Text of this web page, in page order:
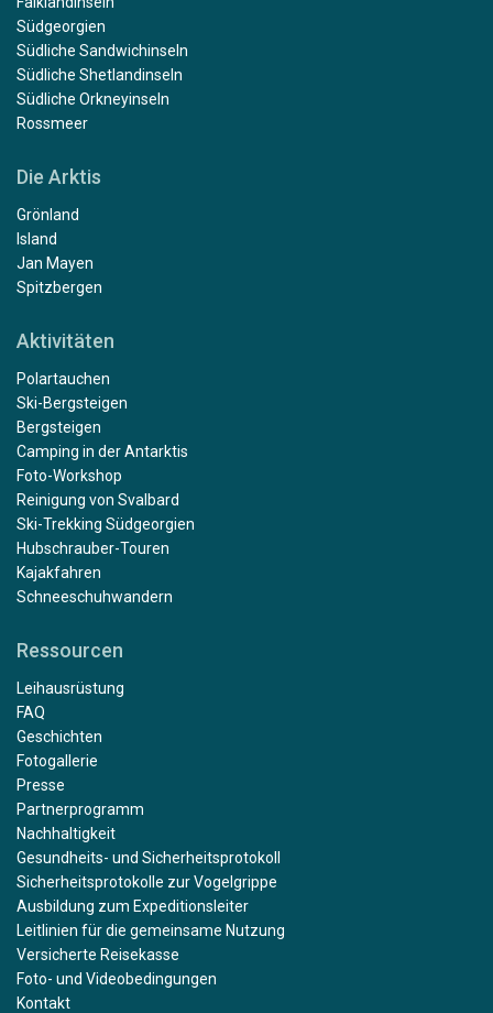
Südgeorgien
Südliche Sandwichinseln
Südliche Shetlandinseln
Südliche Orkneyinseln
Rossmeer
Die Arktis
Grönland
Island
Jan Mayen
Spitzbergen
Aktivitäten
Polartauchen
Ski-Bergsteigen
Bergsteigen
Camping in der Antarktis
Foto-Workshop
Reinigung von Svalbard
Ski-Trekking Südgeorgien
Hubschrauber-Touren
Kajakfahren
Schneeschuhwandern
Ressourcen
Leihausrüstung
FAQ
Geschichten
Fotogallerie
Presse
Partnerprogramm
Nachhaltigkeit
Gesundheits- und Sicherheitsprotokoll
Sicherheitsprotokolle zur Vogelgrippe
Ausbildung zum Expeditionsleiter
Leitlinien für die gemeinsame Nutzung
Versicherte Reisekasse
Foto- und Videobedingungen
Kontakt